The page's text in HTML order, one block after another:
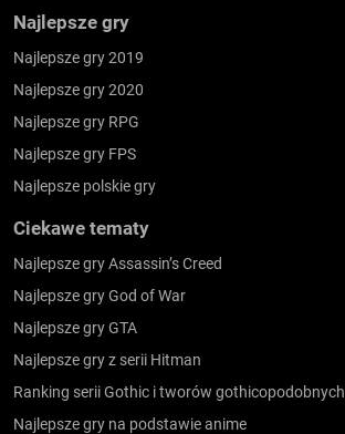
Najlepsze gry
Najlepsze gry 2019
Najlepsze gry 2020
Najlepsze gry RPG
Najlepsze gry FPS
Najlepsze polskie gry
Ciekawe tematy
Najlepsze gry Assassin’s Creed
Najlepsze gry God of War
Najlepsze gry GTA
Najlepsze gry z serii Hitman
Ranking serii Gothic i tworów gothicopodobnych
Najlepsze gry na podstawie anime